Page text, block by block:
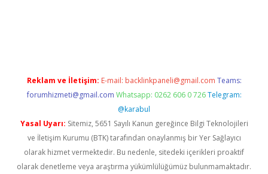
Reklam ve İletişim: E-mail: backlinkpaneli@gmail.com Teams:
forumhizmeti@gmail.com Whatsapp: 0262 606 0 726 Telegram:
@karabul
Yasal Uyarı: Sitemiz, 5651 Sayılı Kanun gereğince Bilgi Teknolojileri
ve İletişim Kurumu (BTK) tarafından onaylanmış bir Yer Sağlayıcı
olarak hizmet vermektedir. Bu nedenle, sitedeki içerikleri proaktif
olarak denetleme veya araştırma yükümlülüğümüz bulunmamaktadır.